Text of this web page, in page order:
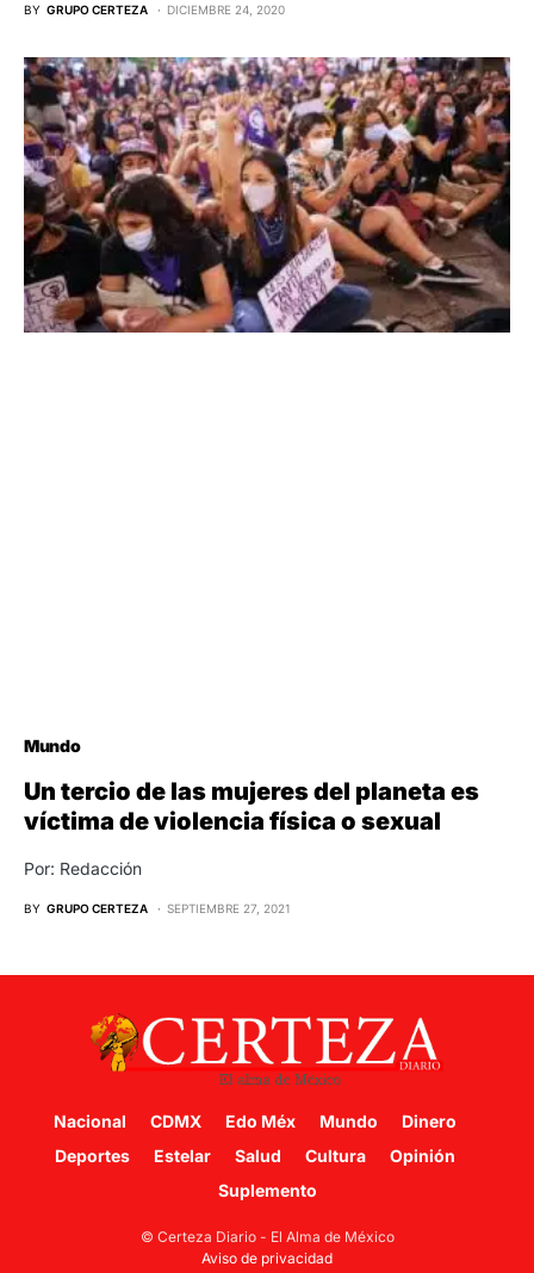
BY GRUPO CERTEZA DICIEMBRE 24, 2020
Mundo
Un tercio de las mujeres del planeta es
víctima de violencia física o sexual
Por: Redacción
BY GRUPO CERTEZA SEPTIEMBRE 27, 2021
Nacional CDMX Edo Méx Mundo
Dinero
Deportes
Estelar Salud Cultura
Opinión
Suplemento
© Certeza Diario - El Alma de México
Aviso de privacidad